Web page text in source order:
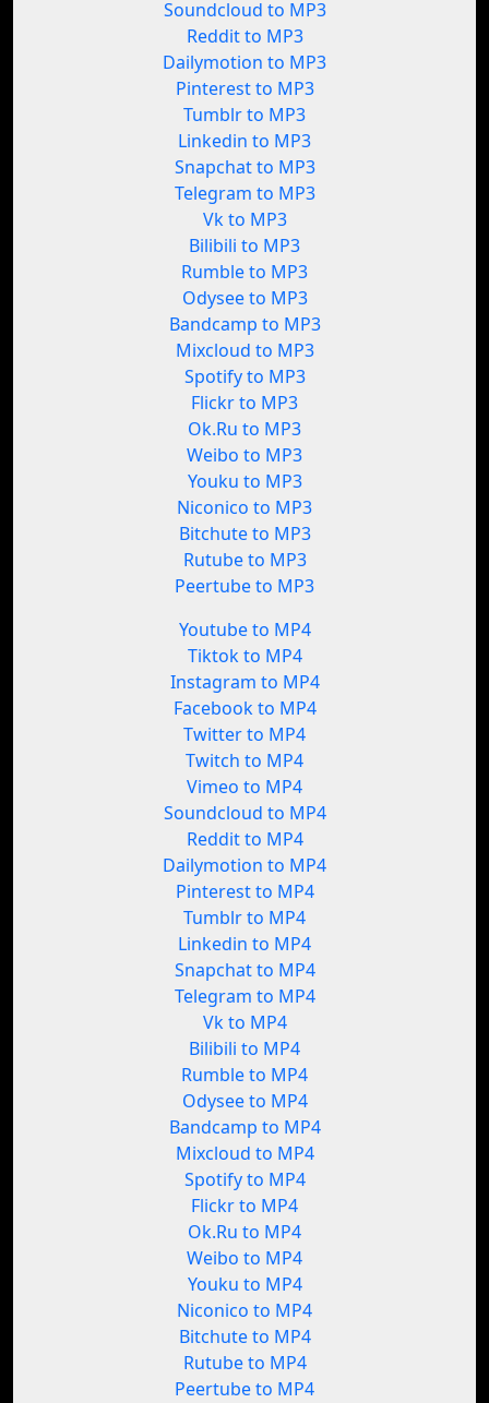
Soundcloud to MP3
Reddit to MP3
Dailymotion to MP3
Pinterest to MP3
Tumblr to MP3
Linkedin to MP3
Snapchat to MP3
Telegram to MP3
Vk to MP3
Bilibili to MP3
Rumble to MP3
Odysee to MP3
Bandcamp to MP3
Mixcloud to MP3
Spotify to MP3
Flickr to MP3
Ok.Ru to MP3
Weibo to MP3
Youku to MP3
Niconico to MP3
Bitchute to MP3
Rutube to MP3
Peertube to MP3
Youtube to MP4
Tiktok to MP4
Instagram to MP4
Facebook to MP4
Twitter to MP4
Twitch to MP4
Vimeo to MP4
Soundcloud to MP4
Reddit to MP4
Dailymotion to MP4
Pinterest to MP4
Tumblr to MP4
Linkedin to MP4
Snapchat to MP4
Telegram to MP4
Vk to MP4
Bilibili to MP4
Rumble to MP4
Odysee to MP4
Bandcamp to MP4
Mixcloud to MP4
Spotify to MP4
Flickr to MP4
Ok.Ru to MP4
Weibo to MP4
Youku to MP4
Niconico to MP4
Bitchute to MP4
Rutube to MP4
Peertube to MP4